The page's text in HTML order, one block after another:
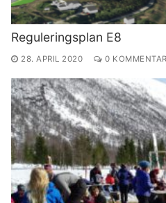
Reguleringsplan E8
28. APRIL 2020 0